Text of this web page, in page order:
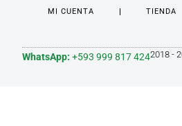
MI CUENTA TIENDA
WhatsApp: +593 999 817 4242018 -